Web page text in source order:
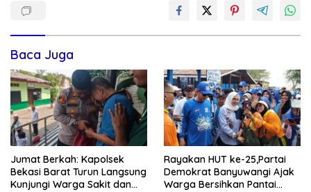
Baca Juga
Jumat Berkah: Kapolsek
Bekasi Barat Turun Langsung
Kunjungi Warga Sakit dan
Rayakan HUT ke-25,Partai
Demokrat Banyuwangi Ajak
Warga Bersihkan Pantai